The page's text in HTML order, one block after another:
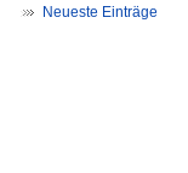
Neueste Einträge